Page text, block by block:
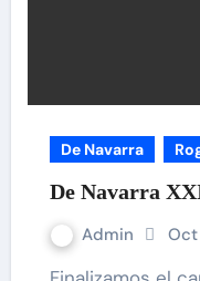
De Navarra
De Navarra
Admin Oct